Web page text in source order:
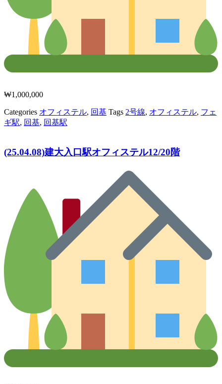
₩1,000,000
Categories オフィステル, 回基 Tags 2号線, オフィステル, フェ
ギ駅, 回基, 回基駅
(25.04.08)建大入口駅オフィステル12/20階